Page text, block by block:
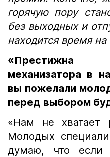
горячую пору
без выходных и
находится время на
«Престижна
механизатора в
вы пожелали
перед выбором
«Нам не хватает
Молодых
думаю, что